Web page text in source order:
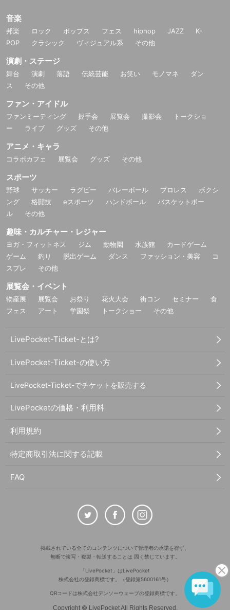
音楽
邦楽 ロック ポップス フェス hiphop JAZZ
K-
POP
クラシック ヴィジュアル系 その他
演劇・ステージ
舞台 演劇 落語 伝統芸能 お笑い モノマネ
ダン
ス
その他
ファン・アイドル
ファンミーティング 握手会 展覧会 撮影会
トークショ
ー
ライブ グッズ その他
アニメ・キャラ
コラボカフェ 展覧会 グッズ その他
スポーツ
野球 サッカー ラグビー バレーボール プロレス
ボクシ
ング
格闘技 eスポーツ ハンドボール
バスケットボー
ル
その他
趣味・カルチャー・レジャー
ヨガ・フィットネス ジム 動物園 水族館
カードゲーム
ゲーム
釣り 脱出ゲーム ダンス ファッション・美容
コ
スプレ
その他
展覧会・イベント
物産展 展覧会 お祭り 花火大会 街コン セミナー
食
フェス
アート 学園祭 トークショー その他
LivePocket-Ticket-とは?
LivePocket-Ticket-の使い方
LivePocket-Ticket-でチケットを販売する
LivePocketの価格・利用料
利用規約
特定商取引法に関する記載
FAQ
掲載されている全てのコンテンツについて管理者の承諾を得ず、
無断で複写・複製・転送することは 固く禁じています。
「LivePocket」はLivePocket
株式会社の登録商標です。（登録第5600161号）
QRコードは株式会社デンソーウェーブの登録商標です。
Copyright© LivePocket All Rights Reserved.